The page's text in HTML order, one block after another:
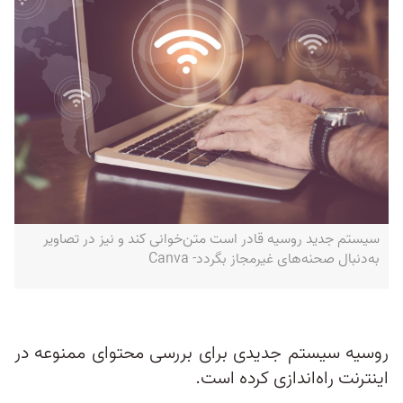
سیستم جدید روسیه قادر است متن‌خوانی کند و نیز در تصاویر
به‌دنبال صحنه‌های غیرمجاز بگردد- Canva
روسیه سیستم جدیدی برای بررسی محتوای ممنوعه در
اینترنت راه‌اندازی کرده است.